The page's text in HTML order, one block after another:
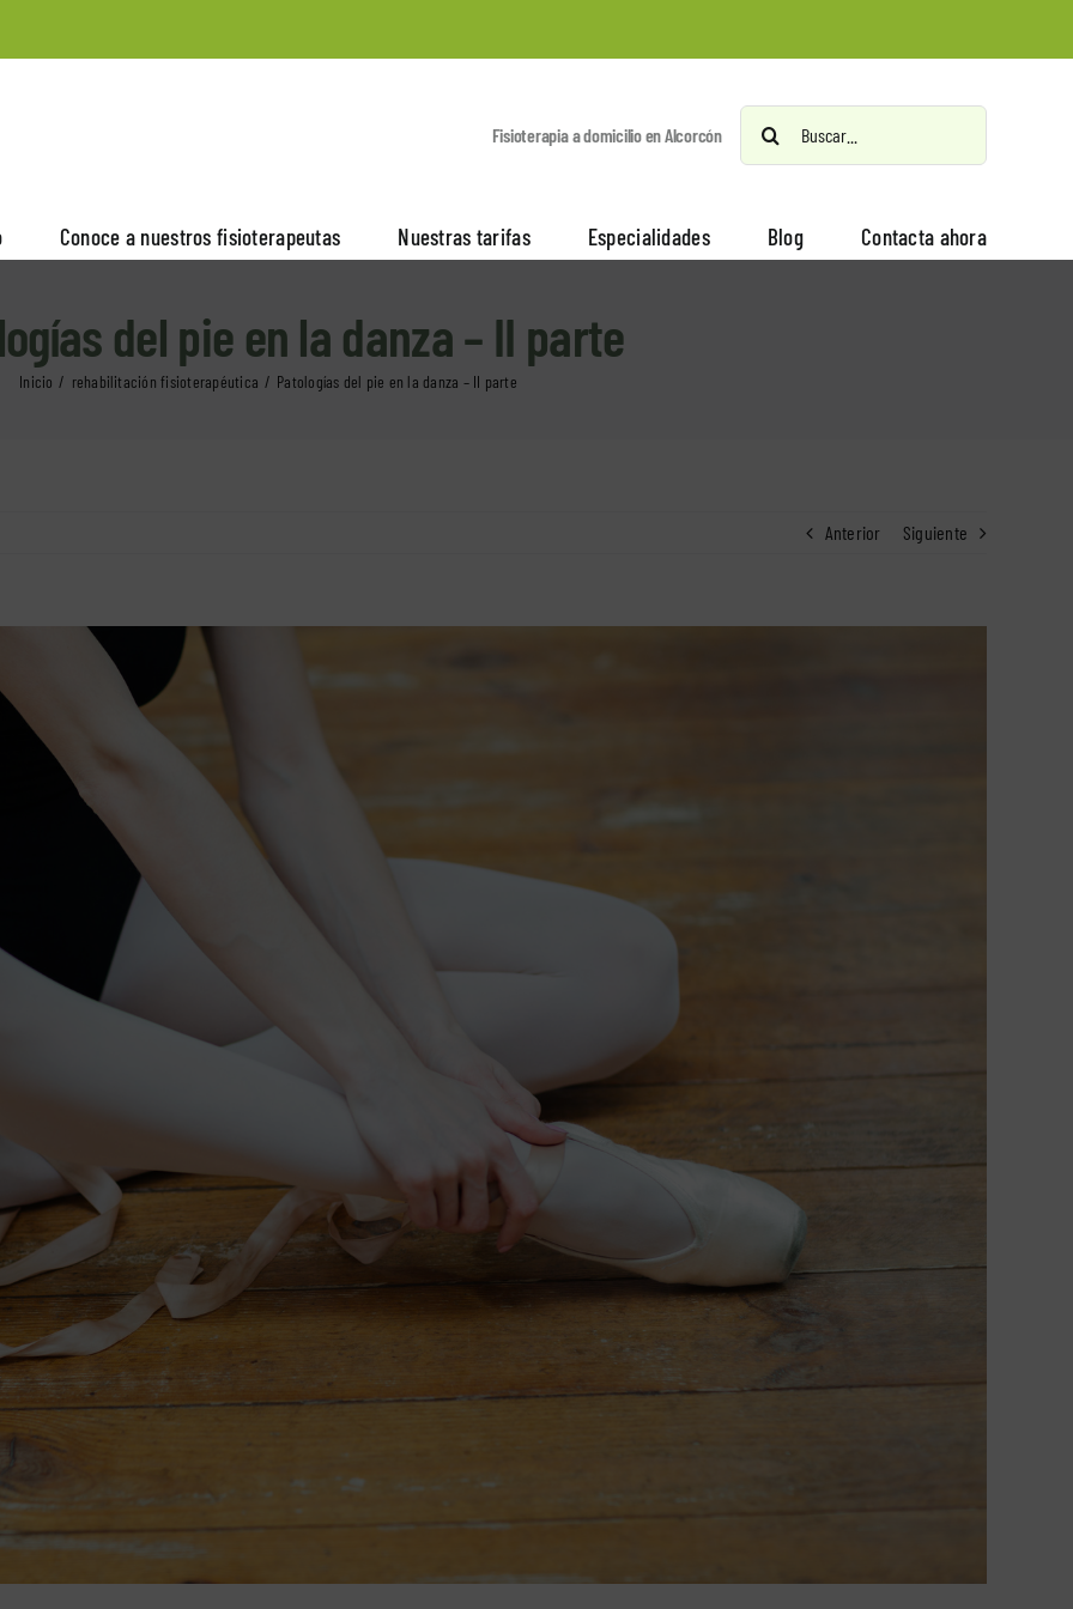
Fisioterapia a domicilio en Alcorcón
Conoce a nuestros fisioterapeutas Nuestras tarifas Especialidades Blog Contacta ahora
del pie en la danza – II parte
Inicio rehabilitación fisioterapéutica Patologías del pie en la danza – II parte
Anterior Siguiente